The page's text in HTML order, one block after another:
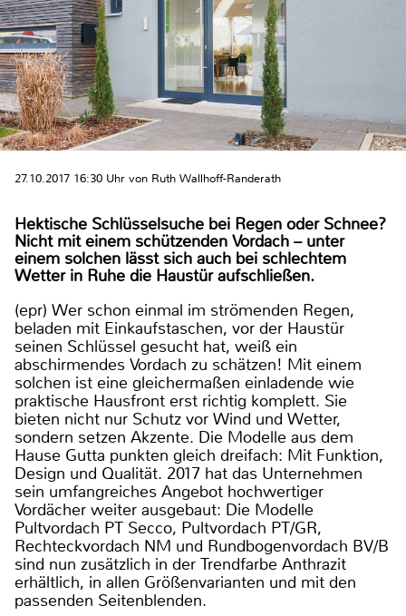
27.10.2017 16:30 Uhr von Ruth Wallhoff-Randerath
Hektische Schlüsselsuche bei Regen oder Schnee?
Nicht mit einem schützenden Vordach – unter
einem solchen lässt sich auch bei schlechtem
Wetter in Ruhe die Haustür aufschließen.
(epr) Wer schon einmal im strömenden Regen,
beladen mit Einkaufstaschen, vor der Haustür
seinen Schlüssel gesucht hat, weiß ein
abschirmendes Vordach zu schätzen! Mit einem
solchen ist eine gleichermaßen einladende wie
praktische Hausfront erst richtig komplett. Sie
bieten nicht nur Schutz vor Wind und Wetter,
sondern setzen Akzente. Die Modelle aus dem
Hause Gutta punkten gleich dreifach: Mit Funktion,
Design und Qualität. 2017 hat das Unternehmen
sein umfangreiches Angebot hochwertiger
Vordächer weiter ausgebaut: Die Modelle
Pultvordach PT Secco, Pultvordach PT/GR,
Rechteckvordach NM und Rundbogenvordach BV/B
sind nun zusätzlich in der Trendfarbe Anthrazit
erhältlich, in allen Größenvarianten und mit den
passenden Seitenblenden.